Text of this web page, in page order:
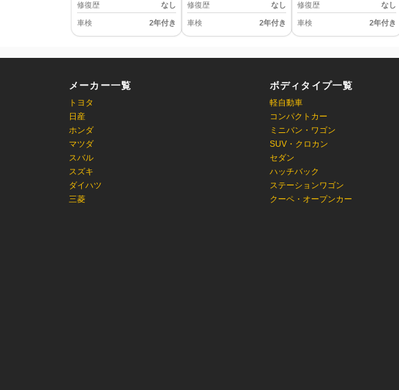
修復歴 なし
車検 2年付き
修復歴 なし
車検 2年付き
修復歴 なし
車検 2年付き
メーカー一覧
トヨタ
日産
ホンダ
マツダ
スバル
スズキ
ダイハツ
三菱
ボディタイプ一覧
軽自動車
コンパクトカー
ミニバン・ワゴン
SUV・クロカン
セダン
ハッチバック
ステーションワゴン
クーペ・オープンカー